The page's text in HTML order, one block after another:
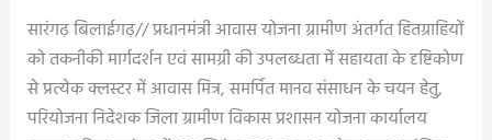
सारंगढ़ बिलाईगढ़// प्रधानमंत्री आवास योजना ग्रामीण अंतर्गत हितग्राहियों
को तकनीकी मार्गदर्शन एवं सामग्री की उपलब्धता में सहायता के दृष्टिकोण
से प्रत्येक क्लस्टर में आवास मित्र, समर्पित मानव संसाधन के चयन हेतु,
परियोजना निदेशक जिला ग्रामीण विकास प्रशासन योजना कार्यालय